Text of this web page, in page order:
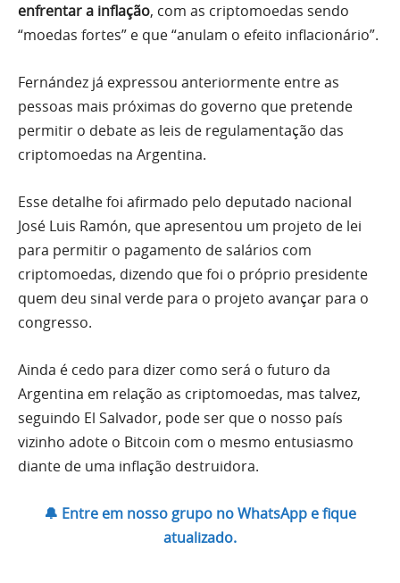
enfrentar a inflação, com as criptomoedas sendo
“moedas fortes” e que “anulam o efeito inflacionário”.
Fernández já expressou anteriormente entre as
pessoas mais próximas do governo que pretende
permitir o debate as leis de regulamentação das
criptomoedas na Argentina.
Esse detalhe foi afirmado pelo deputado nacional
José Luis Ramón, que apresentou um projeto de lei
para permitir o pagamento de salários com
criptomoedas, dizendo que foi o próprio presidente
quem deu sinal verde para o projeto avançar para o
congresso.
Ainda é cedo para dizer como será o futuro da
Argentina em relação as criptomoedas, mas talvez,
seguindo El Salvador, pode ser que o nosso país
vizinho adote o Bitcoin com o mesmo entusiasmo
diante de uma inflação destruidora.
🔔 Entre em nosso grupo no WhatsApp e fique
atualizado.